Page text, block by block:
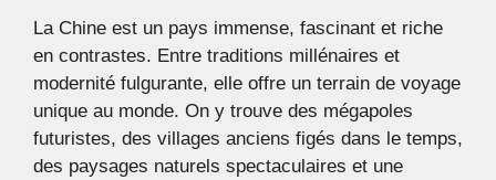
La Chine est un pays immense, fascinant et riche
en contrastes. Entre traditions millénaires et
modernité fulgurante, elle offre un terrain de voyage
unique au monde. On y trouve des mégapoles
futuristes, des villages anciens figés dans le temps,
des paysages naturels spectaculaires et une